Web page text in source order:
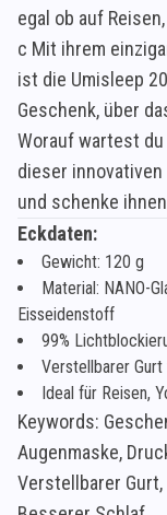
egal ob auf
c Mit ihrem
ist die Umisleep
Geschenk, über
Worauf wartest
dieser
und schenke
Eckdaten:
Gewicht: 120 g
Material: NANO-
Eisseidenstoff
99%
Verstellbarer
Ideal für Reisen,
Keywords:
Augenmaske,
Verstellbarer